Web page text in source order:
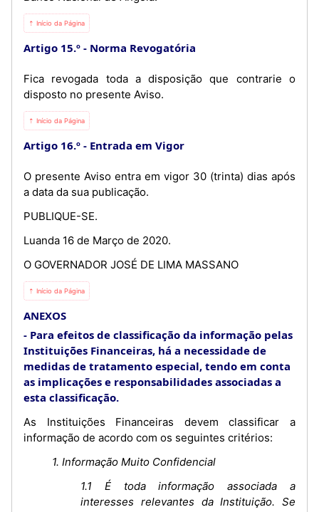
⇡ Início da Página
Artigo 15.º Norma Revogatória
Fica revogada toda a disposição que contrarie o
disposto no presente Aviso.
⇡ Início da Página
Artigo 16.º Entrada em Vigor
O presente Aviso entra em vigor 30 (trinta) dias após
a data da sua publicação.
PUBLIQUE-SE.
Luanda 16 de Março de 2020.
O GOVERNADOR JOSÉ DE LIMA MASSANO
⇡ Início da Página
ANEXOS
Para efeitos de classificação da informação pelas
Instituições Financeiras, há a necessidade de
medidas de tratamento especial, tendo em conta
as implicações e responsabilidades associadas a
esta classificação.
As Instituições Financeiras devem classificar a
informação de acordo com os seguintes critérios:
1. Informação Muito Confidencial
1.1 É toda informação associada a
interesses relevantes da Instituição. Se